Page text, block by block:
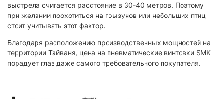
выстрела считается расстояние в 30-40 метров. Поэтому
при желании поохотиться на грызунов или небольших птиц
стоит учитывать этот фактор.
Благодаря расположению производственных мощностей на
территории Тайваня, цена на пневматические винтовки SMK
порадует глаз даже самого требовательного покупателя.